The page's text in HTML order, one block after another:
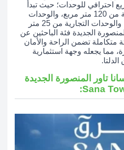
احترافي للوحدات؛ حيث تبدأ
مساحات الوحدات السكنية من 120 متر مربع، والوحدات
الفندقية من 47 متر مربع، والوحدات التجارية من 25 متر
الجديدة فئة الباحثين عن
متكاملة تضمن الراحة والأمان
مما يجعله وجهة استثمارية
تاور المنصورة الجديدة
Sana